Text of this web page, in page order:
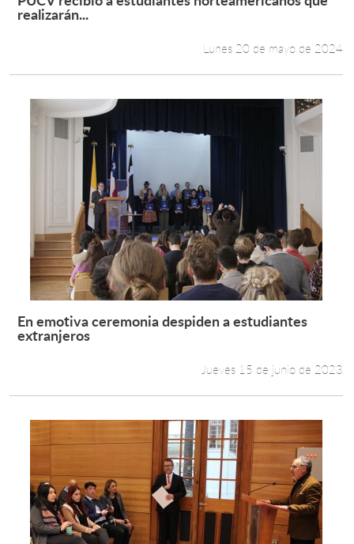
Leer más +
realizarán...
Lunes 20 de mayo de 2024
Leer más +
En emotiva ceremonia despiden a estudiantes
extranjeros
Jueves 15 de junio de 2023